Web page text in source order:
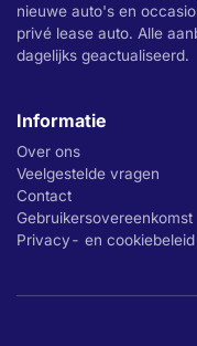
nieuwe auto's en
privé lease auto. Alle
dagelijks geactualiseerd.
Informatie
Over ons
Veelgestelde vragen
Contact
Gebruikersovereenkomst
Privacy- en cookiebeleid